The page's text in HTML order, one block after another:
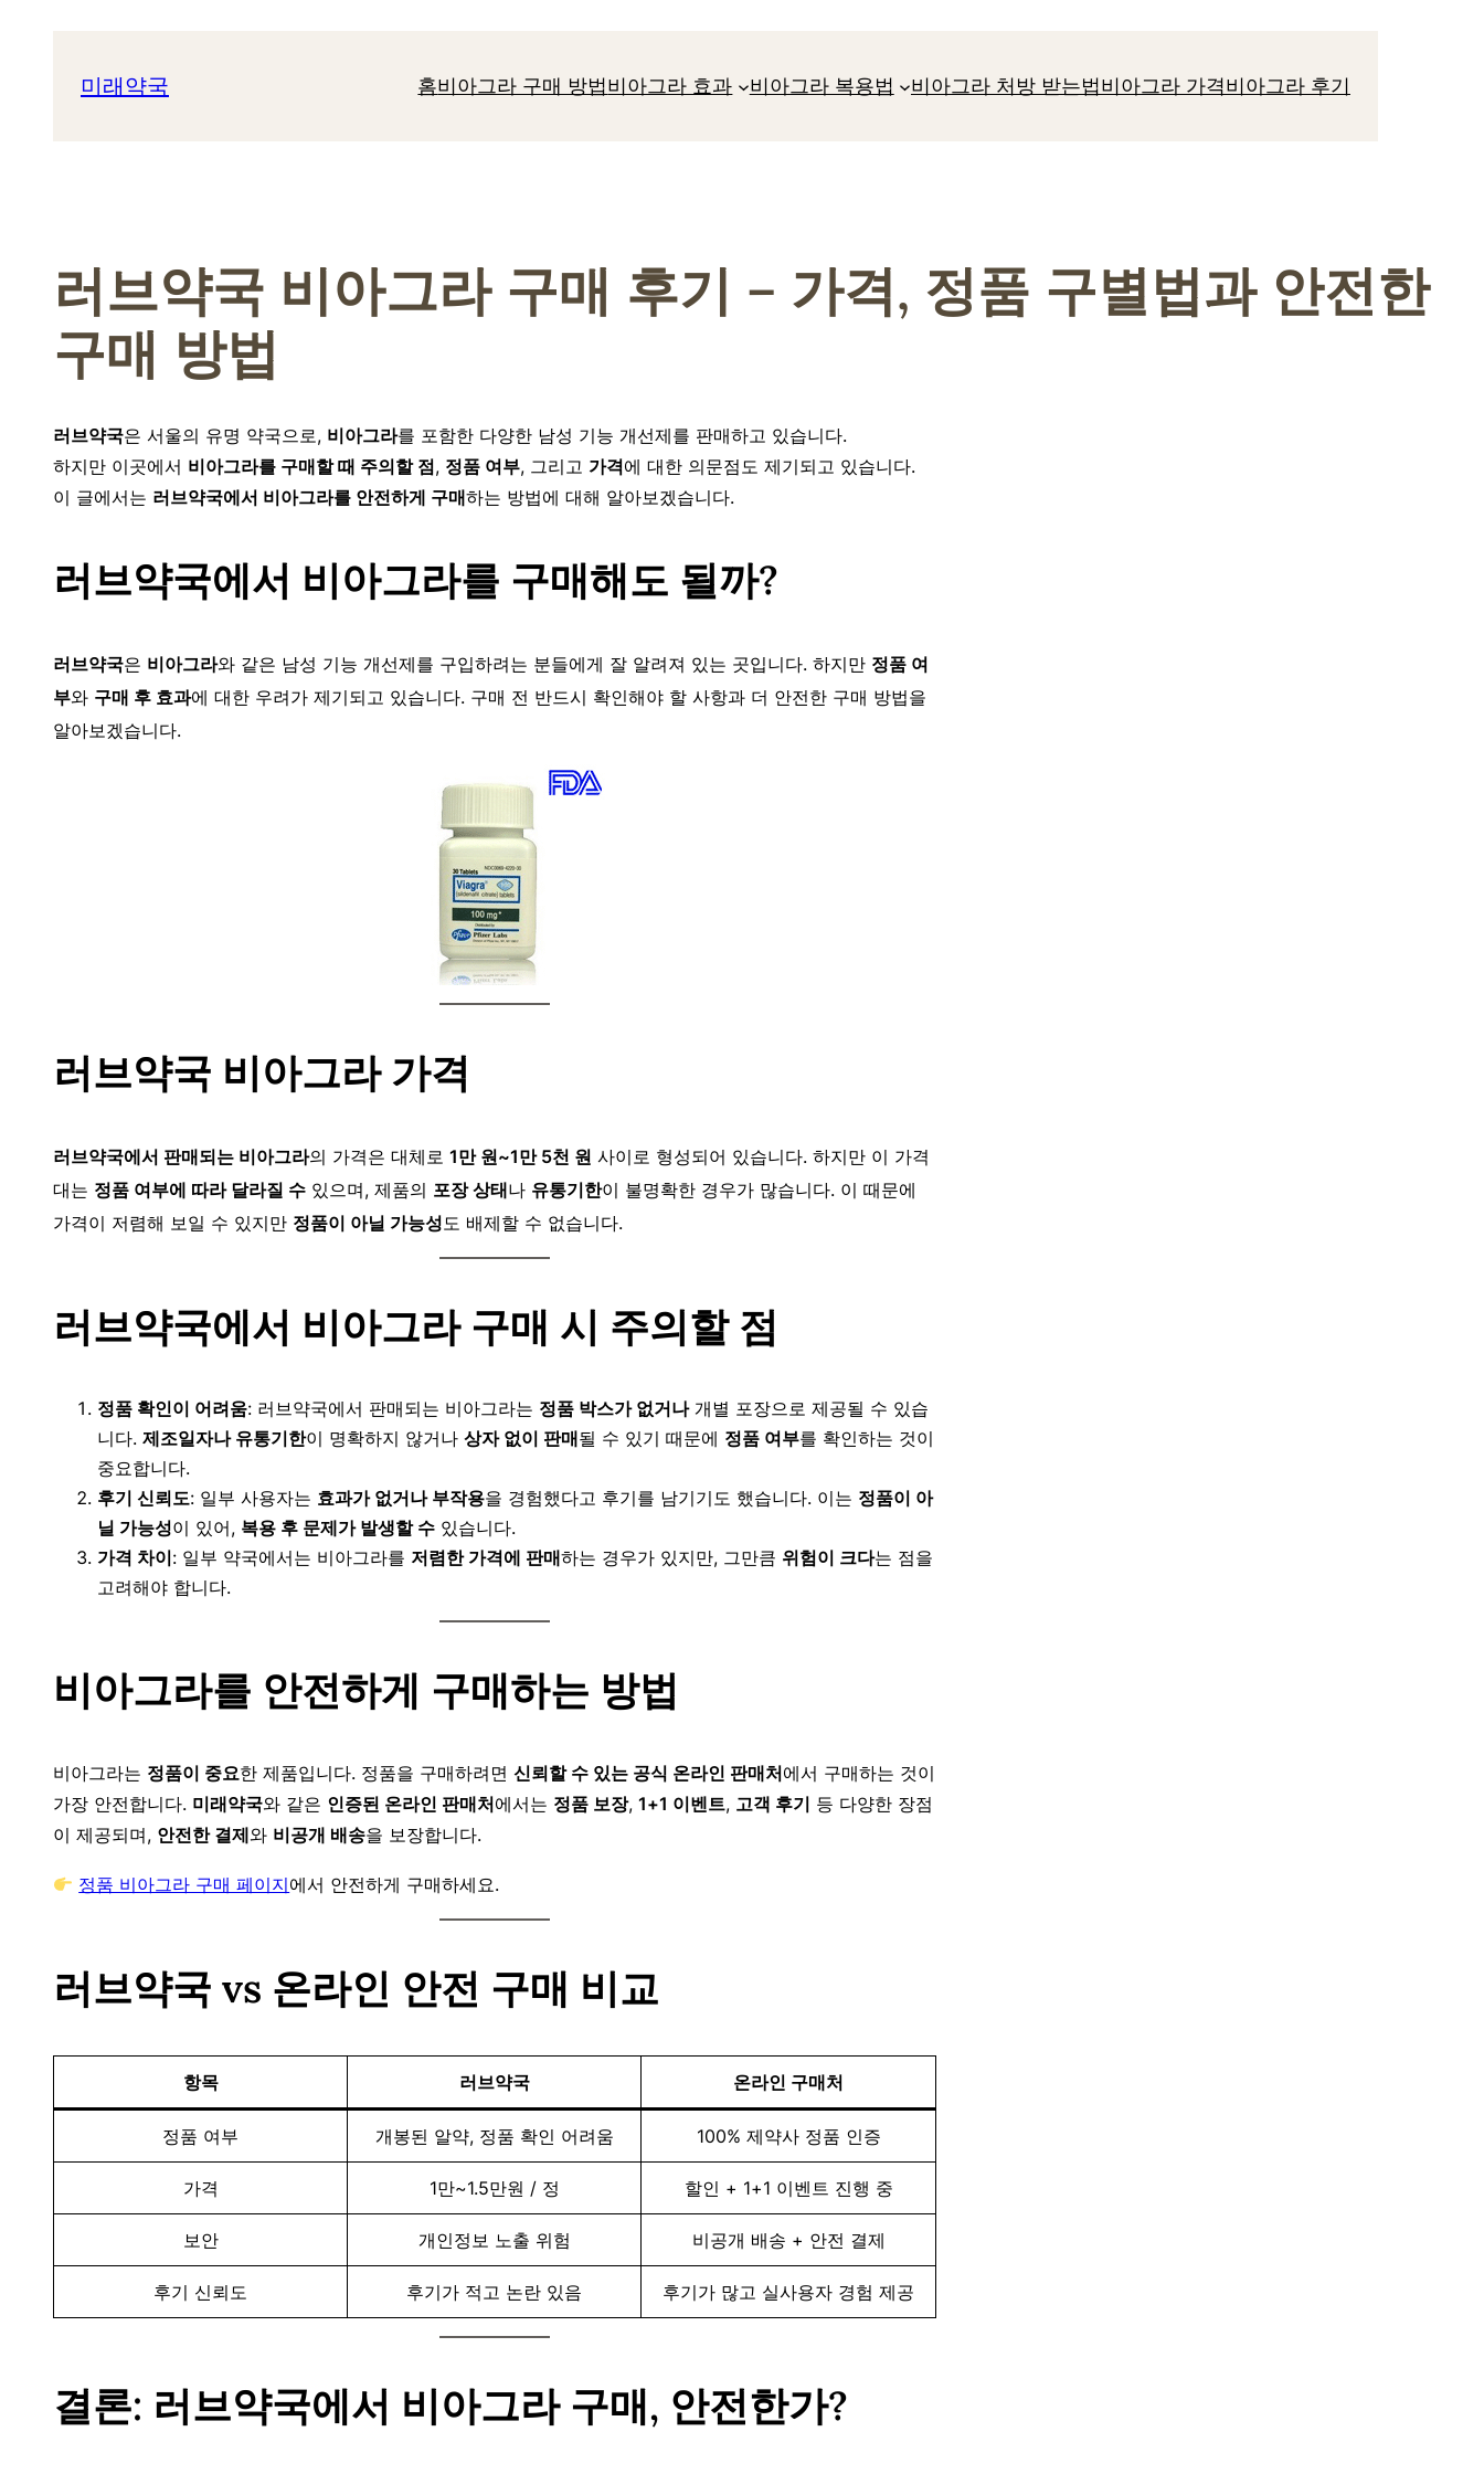
미래약국 홈비아그라 구매 방법비아그라 효과 비아그라 복용법 비아그라 처방 받는법비아그라 가격비아그라 후기
러브약국 비아그라 구매 후기 – 가격, 정품 구별법과 안전한
구매 방법
러브약국은 서울의 유명 약국으로, 비아그라를 포함한 다양한 남성 기능 개선제를 판매하고 있습니다.
하지만 이곳에서 비아그라를 구매할 때 주의할 점, 정품 여부, 그리고 가격에 대한 의문점도 제기되고 있습니다.
이 글에서는 러브약국에서 비아그라를 안전하게 구매하는 방법에 대해 알아보겠습니다.
러브약국에서 비아그라를 구매해도 될까?
러브약국은 비아그라와 같은 남성 기능 개선제를 구입하려는 분들에게 잘 알려져 있는 곳입니다. 하지만 정품 여
부와 구매 후 효과에 대한 우려가 제기되고 있습니다. 구매 전 반드시 확인해야 할 사항과 더 안전한 구매 방법을
알아보겠습니다.
러브약국 비아그라 가격
러브약국에서 판매되는 비아그라의 가격은 대체로 1만 원~1만 5천 원 사이로 형성되어 있습니다. 하지만 이 가격
대는 정품 여부에 따라 달라질 수 있으며, 제품의 포장 상태나 유통기한이 불명확한 경우가 많습니다. 이 때문에
가격이 저렴해 보일 수 있지만 정품이 아닐 가능성도 배제할 수 없습니다.
러브약국에서 비아그라 구매 시 주의할 점
정품 확인이 어려움: 러브약국에서 판매되는 비아그라는 정품 박스가 없거나개별 포장으로 제공될 수 있습
니다. 제조일자나 유통기한이 명확하지 않거나 상자 없이 판매될 수 있기 때문에 정품 여부를 확인하는 것이
중요합니다.
후기 신뢰도: 일부 사용자는 효과가 없거나 부작용을 경험했다고 후기를 남기기도 했습니다. 이는 정품이 아
닐 가능성이 있어, 복용 후 문제가 발생할 수 있습니다.
가격 차이: 일부 약국에서는 비아그라를 저렴한 가격에 판매하는 경우가 있지만, 그만큼 위험이 크다는 점을
고려해야 합니다.
비아그라를 안전하게 구매하는 방법
비아그라는 정품이 중요한 제품입니다. 정품을 구매하려면 신뢰할 수 있는 공식 온라인 판매처에서 구매하는 것이
가장 안전합니다. 미래약국와 같은 인증된 온라인 판매처에서는 정품 보장, 1+1 이벤트, 고객 후기 등 다양한 장점
이 제공되며, 안전한 결제와 비공개 배송을 보장합니다.
정품 비아그라 구매 페이지에서 안전하게 구매하세요.
러브약국 vs 온라인 안전 구매 비교
항목 러브약국 온라인 구매처
정품 여부 개봉된 알약, 정품 확인 어려움 100% 제약사 정품 인증
가격 1만~1.5만원 / 정 할인 + 1+1 이벤트 진행 중
보안 개인정보 노출 위험 비공개 배송 + 안전 결제
후기 신뢰도 후기가 적고 논란 있음 후기가 많고 실사용자 경험 제공
결론: 러브약국에서 비아그라 구매, 안전한가?